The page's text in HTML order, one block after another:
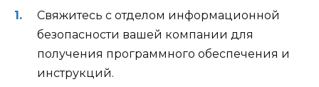
Свяжитесь с отделом информационной
безопасности вашей компании для
получения программного обеспечения и
инструкций.